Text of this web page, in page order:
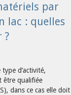
par
lac : quelles
?
d’activité,
être qualifiée
dans ce cas elle doit